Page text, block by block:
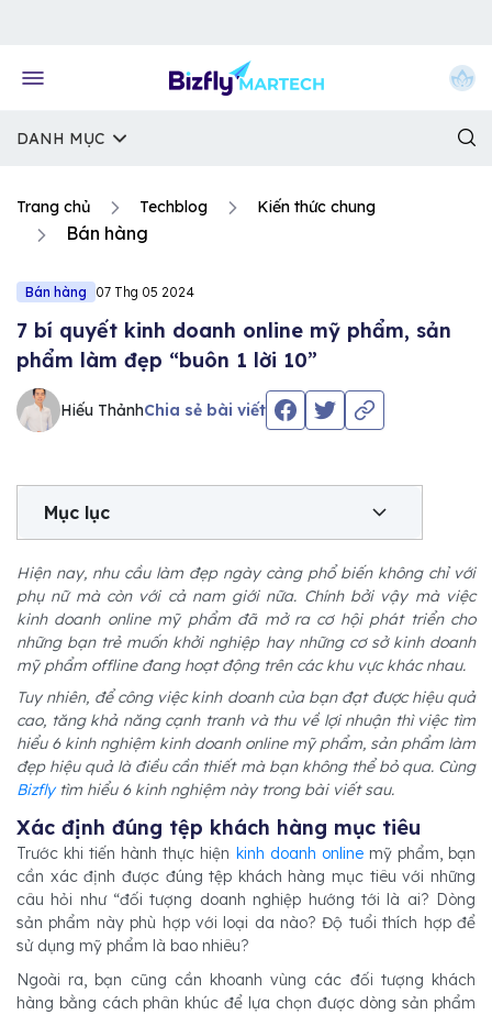
DANH MỤC
Trang chủ Techblog Kiến thức chung
Bán hàng
Bán hàng 07 Thg 05 2024
7 bí quyết kinh doanh online mỹ phẩm, sản
phẩm làm đẹp “buôn 1 lời 10”
Hiếu ThảnhChia sẻ bài viết
Mục lục
Hiện nay, nhu cầu làm đẹp ngày càng phổ biến không chỉ với
phụ nữ mà còn với cả nam giới nữa. Chính bởi vậy mà việc
kinh doanh online mỹ phẩm đã mở ra cơ hội phát triển cho
những bạn trẻ muốn khởi nghiệp hay những cơ sở kinh doanh
mỹ phẩm offline đang hoạt động trên các khu vực khác nhau.
Tuy nhiên, để công việc kinh doanh của bạn đạt được hiệu quả
cao, tăng khả năng cạnh tranh và thu về lợi nhuận thì việc tìm
hiểu 6 kinh nghiệm kinh doanh online mỹ phẩm, sản phẩm làm
đẹp hiệu quả là điều cần thiết mà bạn không thể bỏ qua. Cùng
Bizflytìm hiểu 6 kinh nghiệm này trong bài viết sau.
Xác định đúng tệp khách hàng mục tiêu
Trước khi tiến hành thực hiện kinh doanh onlinemỹ phẩm, bạn
cần xác định được đúng tệp khách hàng mục tiêu với những
câu hỏi như “đối tượng doanh nghiệp hướng tới là ai? Dòng
sản phẩm này phù hợp với loại da nào? Độ tuổi thích hợp để
sử dụng mỹ phẩm là bao nhiêu?
Ngoài ra, bạn cũng cần khoanh vùng các đối tượng khách
hàng bằng cách phân khúc để lựa chọn được dòng sản phẩm